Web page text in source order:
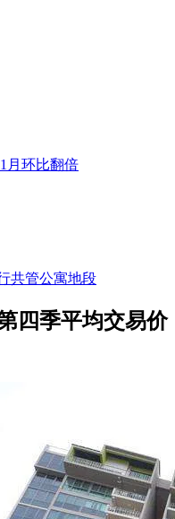
月环比翻倍
共管公寓地段
四季平均交易价